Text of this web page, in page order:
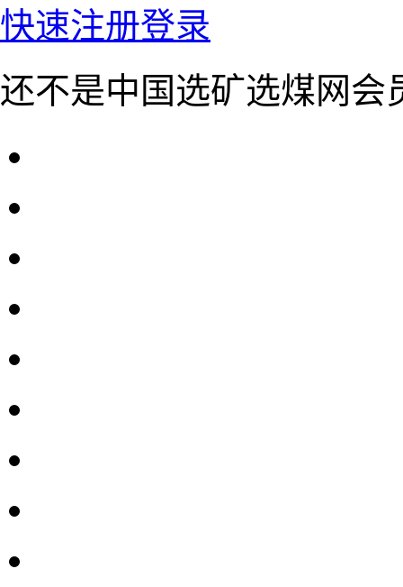
快速注册登录
还不是中国选矿选煤网会